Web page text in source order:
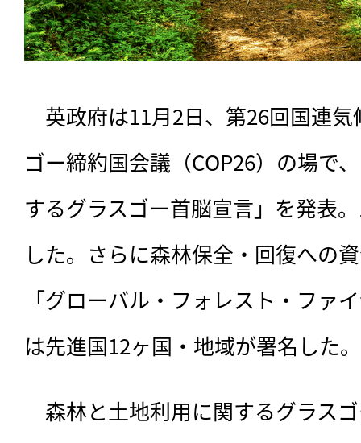
英政府は11月2日、第26回国連
ゴー締約国会議（COP26）の場で
するグラスゴー首脳宣言」を発表
した。さらに森林保全・回復への
「グローバル・フォレスト・ファ
は先進国12ヶ国・地域が署名した
森林と土地利用に関するグラス